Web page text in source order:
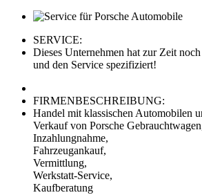
SERVICE:
Dieses Unternehmen hat zur Zeit
und den Service spezifiziert!
FIRMENBESCHREIBUNG:
Handel mit klassischen Automobilen
Verkauf von Porsche
Inzahlungnahme,
Fahrzeugankauf,
Vermittlung,
Werkstatt-Service,
Kaufberatung